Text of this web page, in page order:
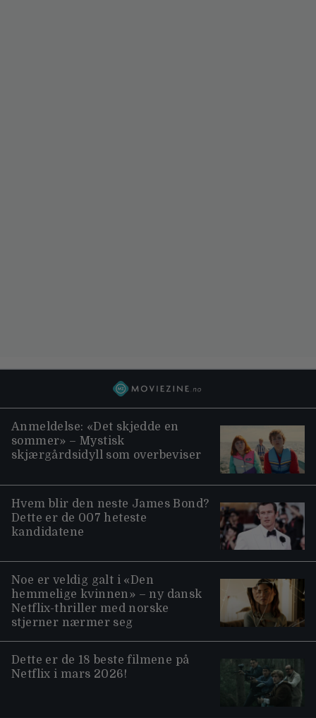
Anmeldelse: «Det skjedde en
sommer» – Mystisk
skjærgårdsidyll som overbeviser
Hvem blir den neste James Bond?
Dette er de 007 heteste
kandidatene
Noe er veldig galt i «Den
hemmelige kvinnen» – ny dansk
Netflix-thriller med norske
stjerner nærmer seg
Dette er de 18 beste filmene på
Netflix i mars 2026!